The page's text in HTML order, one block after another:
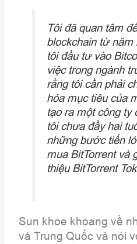
Tôi đã quan tâm
blockchain từ năm
tôi đầu tư vào
việc trong ngành
rằng tôi cần phải
hóa mục tiêu của
tạo ra một công ty
tôi chưa đầy hai
những bước tiến
mua BitTorrent và
thiệu BitTorrent
Sun khoe khoang về
và Trung Quốc và nói